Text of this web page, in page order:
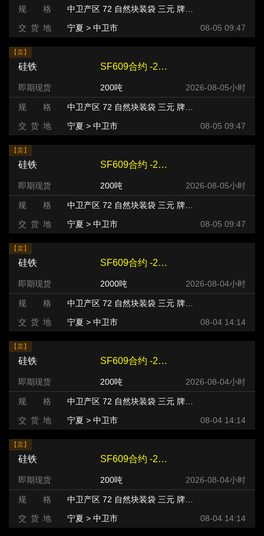
规 格
中卫产区 72 自然块装袋 三元 牌号:FeSi75~B粒度等级/mm
交 货 地
宁夏 > 中卫市 08-05 09:47
【卖】
硅铁 SF609合约 -220 元/吨
即期现货 200吨 2026-08-05小时
规 格
中卫产区 72 自然块装袋 三元 牌号:FeSi75~B粒度等级/mm
交 货 地
宁夏 > 中卫市 08-05 09:47
【卖】
硅铁 SF609合约 -220 元/吨
即期现货 200吨 2026-08-05小时
规 格
中卫产区 72 自然块装袋 三元 牌号:FeSi75~B粒度等级/mm
交 货 地
宁夏 > 中卫市 08-05 09:47
【卖】
硅铁 SF609合约 -240 元/吨
即期现货 2000吨 2026-08-04小时
规 格
中卫产区 72 自然块装袋 三元 牌号:FeSi75~B粒度等级/mm
交 货 地
宁夏 > 中卫市 08-04 14:14
【卖】
硅铁 SF609合约 -220 元/吨
即期现货 200吨 2026-08-04小时
规 格
中卫产区 72 自然块装袋 三元 牌号:FeSi75~B粒度等级/mm
交 货 地
宁夏 > 中卫市 08-04 14:14
【卖】
硅铁 SF609合约 -220 元/吨
即期现货 200吨 2026-08-04小时
规 格
中卫产区 72 自然块装袋 三元 牌号:FeSi75~B粒度等级/mm
交 货 地
宁夏 > 中卫市 08-04 14:14